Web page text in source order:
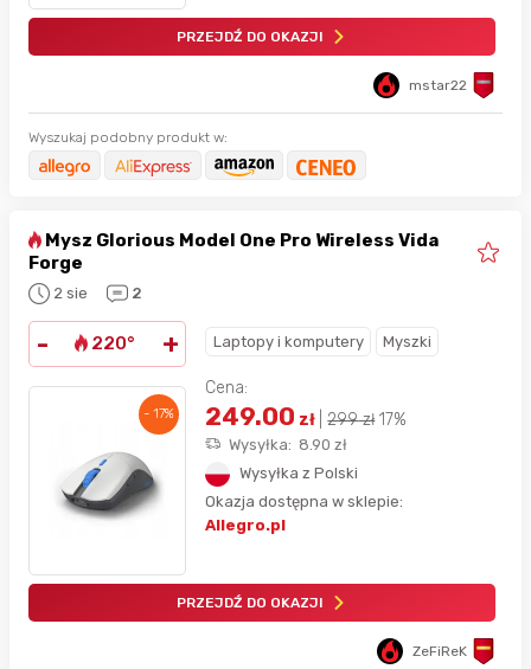
PRZEJDŹ DO OKAZJI
mstar22
Wyszukaj podobny produkt w:
Mysz Glorious Model One Pro Wireless Vida
Forge
2 sie 2
- 220° + Laptopy i komputery Myszki
- 17%
Cena:
249.00 zł 299zł 17%
Wysyłka: 8.90 zł
Wysyłka z Polski
Okazja dostępna w sklepie:
Allegro.pl
PRZEJDŹ DO OKAZJI
ZeFiReK